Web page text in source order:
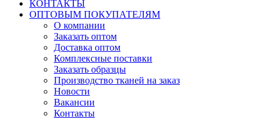
КОНТАКТЫ
ОПТОВЫМ ПОКУПАТЕЛЯМ
О компании
Заказать оптом
Доставка оптом
Комплексные поставки
Заказать образцы
Производство тканей на заказ
Новости
Вакансии
Контакты